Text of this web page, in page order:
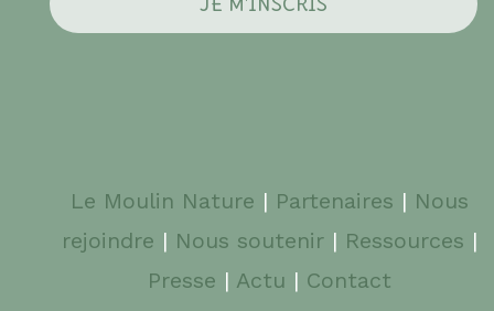
Le Moulin Nature | Partenaires | Nous
rejoindre | Nous soutenir | Ressources |
Presse | Actu | Contact